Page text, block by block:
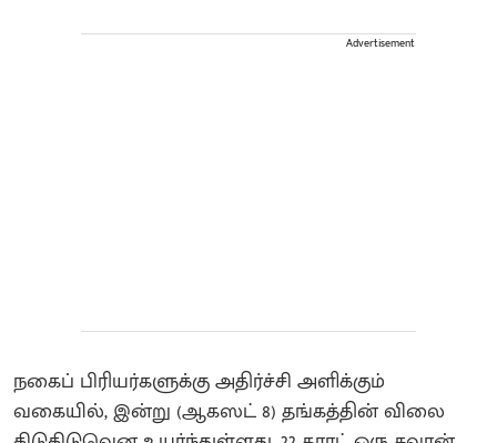
Advertisement
நகைப் பிரியர்களுக்கு அதிர்ச்சி அளிக்கும்
வகையில், இன்று (ஆகஸட் 8) தங்கத்தின் விலை